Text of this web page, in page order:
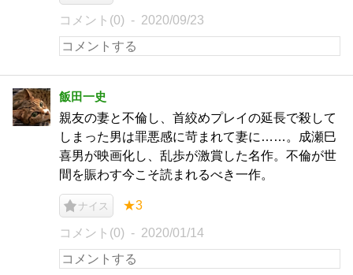
コメント(0) 2020/09/23
飯田一史
親友の妻と不倫し、首絞めプレイの延長で殺して
しまった男は罪悪感に苛まれて妻に……。成瀬巳
喜男が映画化し、乱歩が激賞した名作。不倫が世
間を賑わす今こそ読まれるべき一作。
ナイス ★3
コメント(0) 2020/01/14